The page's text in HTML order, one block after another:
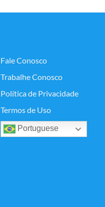
Fale Conosco
Trabalhe Conosco
Política de Privacidade
Termos de Uso
Portuguese